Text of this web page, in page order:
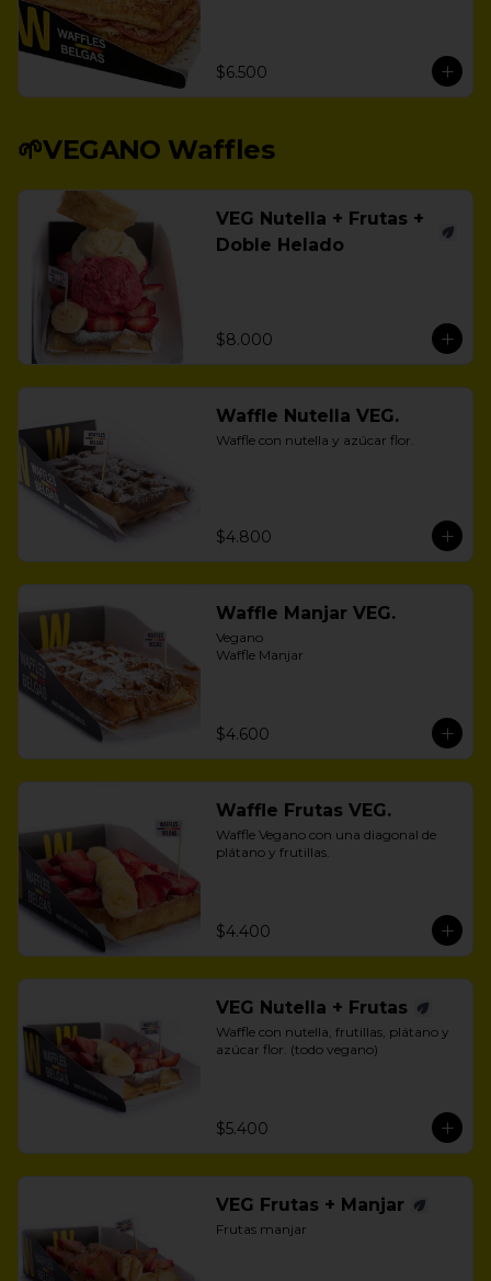
$6.500
🌱VEGANO Waffles
VEG Nutella + Frutas +
Doble Helado
$8.000
Waffle Nutella VEG.
Waffle con nutella y azúcar flor.
$4.800
Waffle Manjar VEG.
Vegano
Waffle Manjar
$4.600
Waffle Frutas VEG.
Waffle Vegano con una diagonal de
plátano y frutillas.
$4.400
VEG Nutella + Frutas
Waffle con nutella, frutillas, plátano y
azúcar flor. (todo vegano)
$5.400
VEG Frutas + Manjar
Frutas manjar